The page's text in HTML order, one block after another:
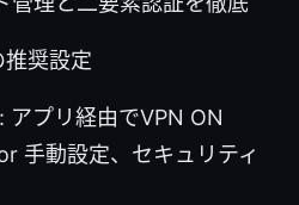
奨設定
アプリ経由でVPN ON
手動設定、セキュリティ